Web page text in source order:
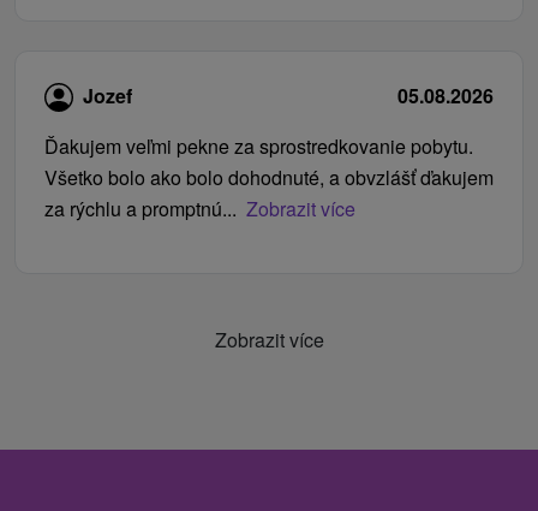
Jozef
05.08.2026
Ďakujem veľmi pekne za sprostredkovanie pobytu.
Všetko bolo ako bolo dohodnuté, a obvzlášť ďakujem
za rýchlu a promptnú... Zobrazit více
Zobrazit více